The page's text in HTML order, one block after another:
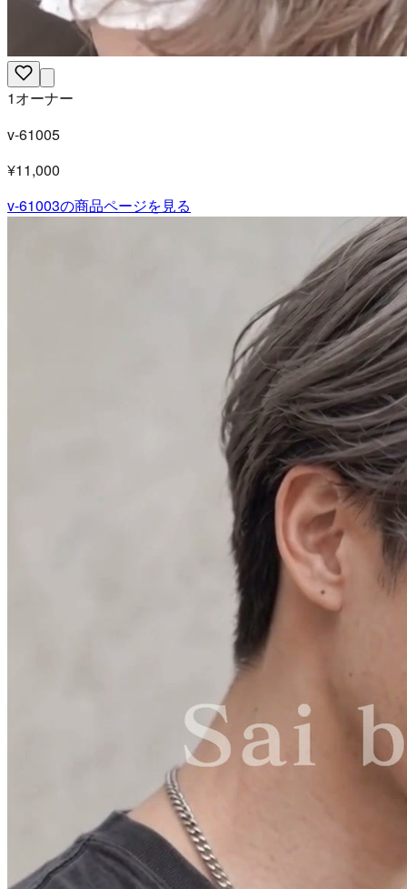
1オーナー
v-61005
¥11,000
v-61003の商品ページを見る